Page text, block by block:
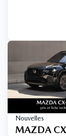
Nouvelles
MAZDA